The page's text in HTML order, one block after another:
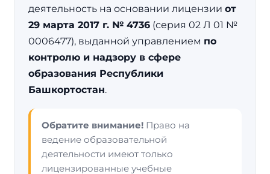
деятельность на основании лицензии от
29 марта 2017 г. № 4736 (серия 02 Л 01 №
0006477), выданной управлением по
контролю и надзору в сфере
образования Республики
Башкортостан.
Обратите внимание! Право на
ведение образовательной
деятельности имеют только
лицензированные учебные